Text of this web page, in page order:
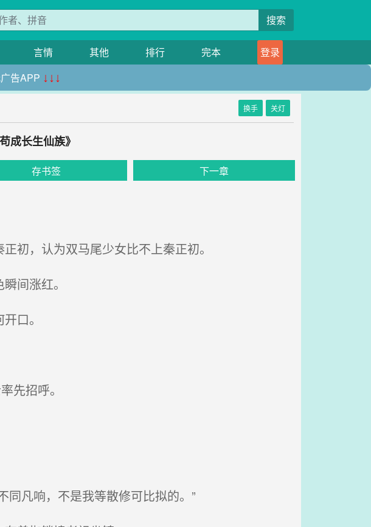
搜索
言情 其他 排行 完本
登录
告APP ↓↓↓
换手 关灯
成长生仙族》
存书签 下一章
初，认为双马尾少女比不上秦正初。
间涨红。
口。
先招呼。
凡响，不是我等散修可比拟的。”